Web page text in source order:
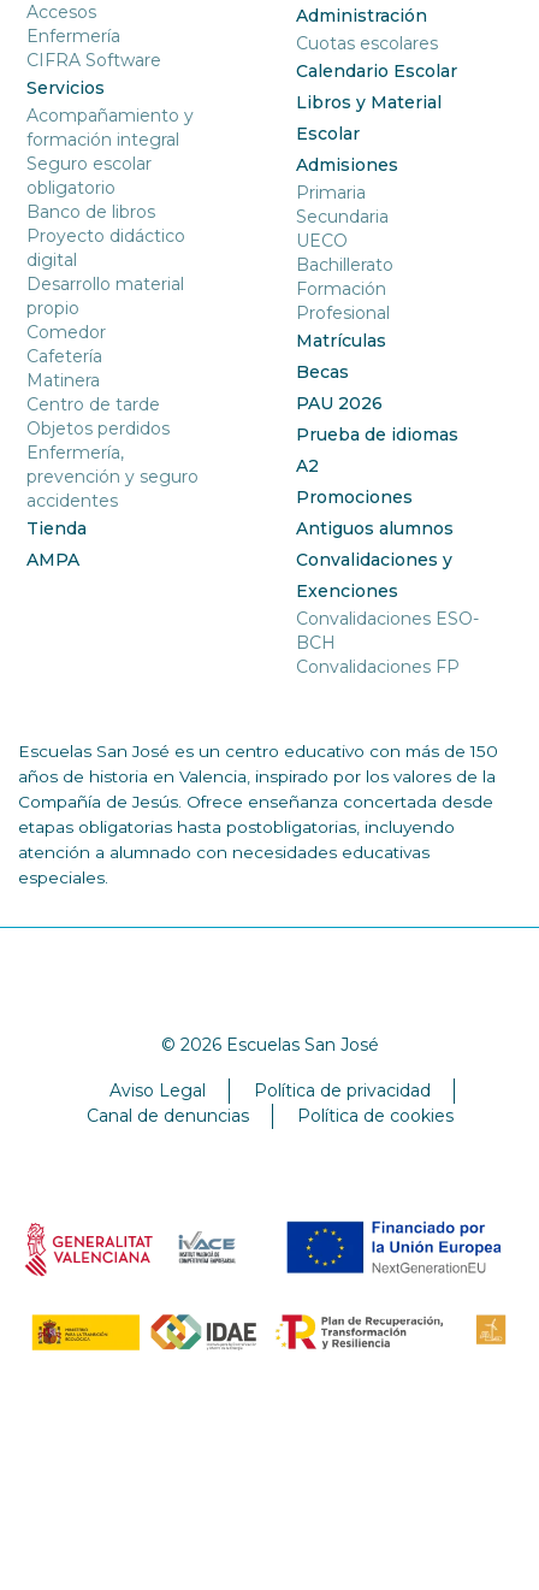
Accesos
Enfermería
CIFRA Software
Servicios
Acompañamiento y
formación integral
Seguro escolar
obligatorio
Banco de libros
Proyecto didáctico
digital
Desarrollo material
propio
Comedor
Cafetería
Matinera
Centro de tarde
Objetos perdidos
Enfermería,
prevención y seguro
accidentes
Tienda
AMPA
Administración
Cuotas escolares
Calendario Escolar
Libros y Material
Escolar
Admisiones
Primaria
Secundaria
UECO
Bachillerato
Formación
Profesional
Matrículas
Becas
PAU 2026
Prueba de idiomas
A2
Promociones
Antiguos alumnos
Convalidaciones y
Exenciones
Convalidaciones ESO-
BCH
Convalidaciones FP
Escuelas San José es un centro educativo con más de 150
años de historia en Valencia, inspirado por los valores de la
Compañía de Jesús. Ofrece enseñanza concertada desde
etapas obligatorias hasta postobligatorias, incluyendo
atención a alumnado con necesidades educativas
especiales.
© 2026 Escuelas San José
Aviso Legal
Política de privacidad
Canal de denuncias
Política de cookies